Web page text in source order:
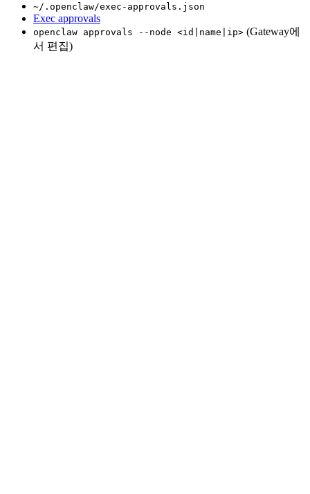
~/.openclaw/exec-approvals.json
Exec approvals
openclaw approvals --node <id|name|ip> (Gateway에
서 편집)